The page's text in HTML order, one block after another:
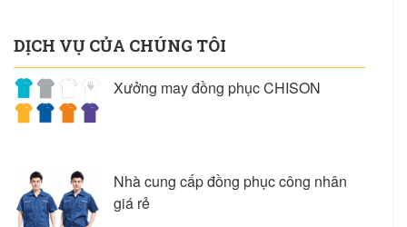
DỊCH VỤ CỦA CHÚNG TÔI
Xưởng may đồng phục CHISON
Nhà cung cấp đồng phục công nhân
giá rẻ